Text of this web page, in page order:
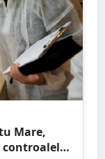
Mare,